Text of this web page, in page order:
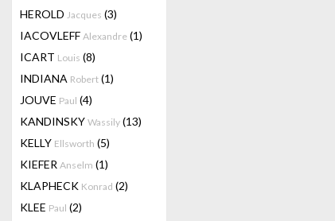
HEROLD Jacques (3)
IACOVLEFF Alexandre (1)
ICART Louis (8)
INDIANA Robert (1)
JOUVE Paul (4)
KANDINSKY Wassily (13)
KELLY Ellsworth (5)
KIEFER Anselm (1)
KLAPHECK Konrad (2)
KLEE Paul (2)